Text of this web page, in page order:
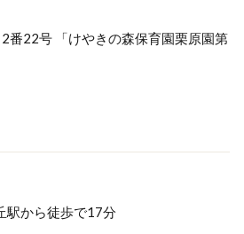
番22号 「けやきの森保育園栗原園第
から徒歩で17分